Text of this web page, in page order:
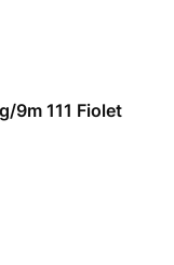
9m 111 Fiolet